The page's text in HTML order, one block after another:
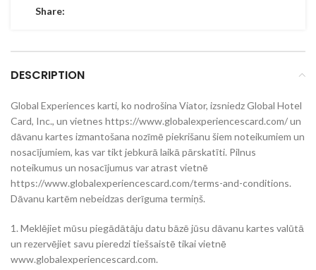
Share:
DESCRIPTION
Global Experiences karti, ko nodrošina Viator, izsniedz Global Hotel
Card, Inc., un vietnes https://www.globalexperiencescard.com/ un
dāvanu kartes izmantošana nozīmē piekrišanu šiem noteikumiem un
nosacījumiem, kas var tikt jebkurā laikā pārskatīti. Pilnus
noteikumus un nosacījumus var atrast vietnē
https://www.globalexperiencescard.com/terms-and-conditions.
Dāvanu kartēm nebeidzas derīguma termiņš.
1. Meklējiet mūsu piegādātāju datu bāzē jūsu dāvanu kartes valūtā
un rezervējiet savu pieredzi tiešsaistē tikai vietnē
www.globalexperiencescard.com.